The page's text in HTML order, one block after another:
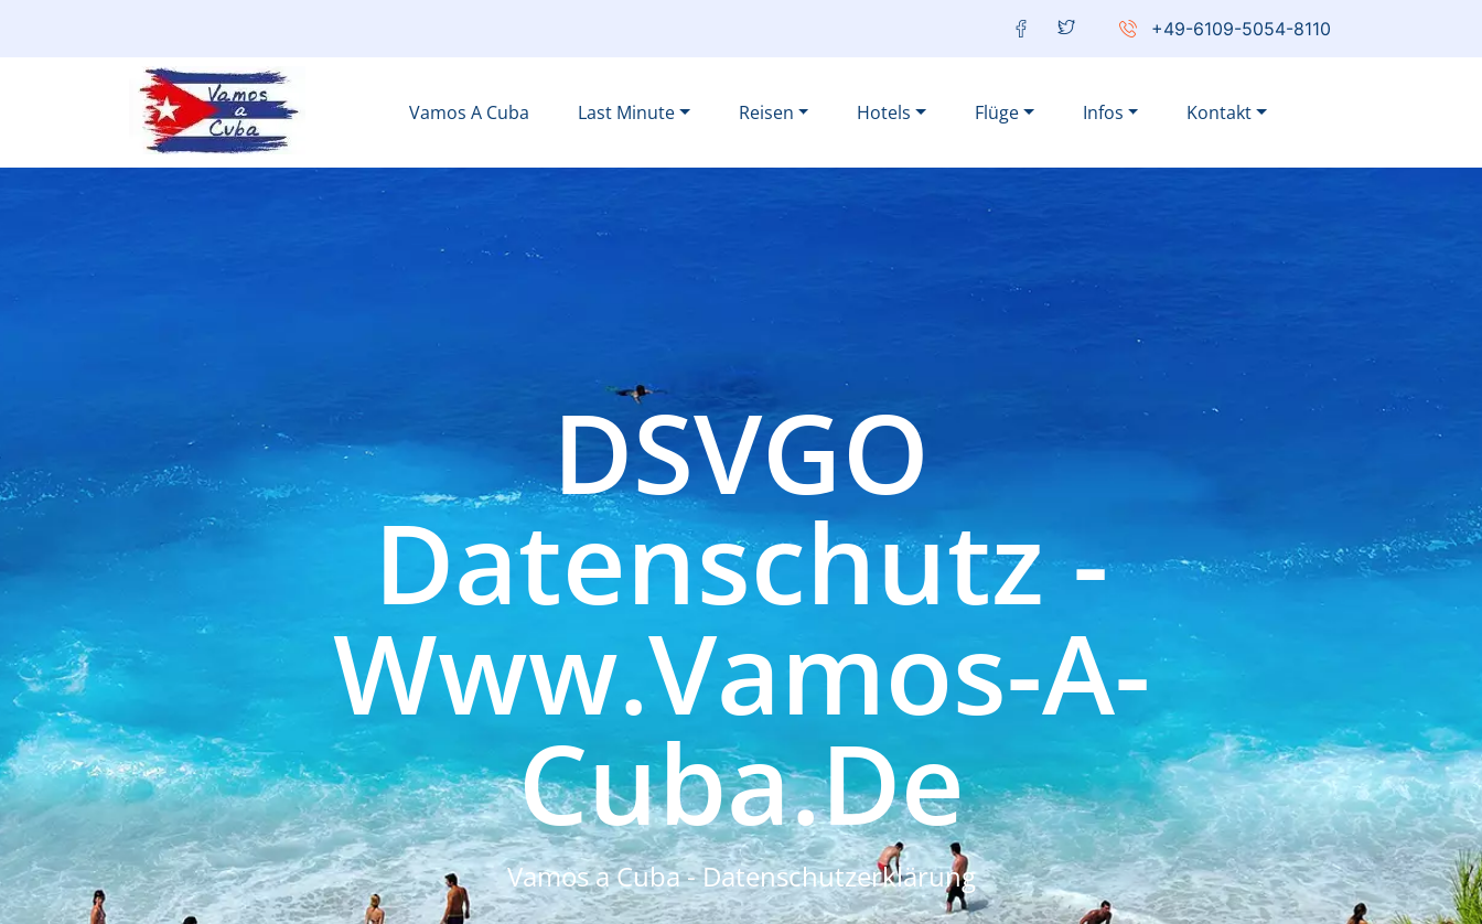
+49-6109-5054-8110
Vamos A Cuba Last Minute Reisen Hotels Flüge Infos Kontakt
DSVGO
Datenschutz -
Www.Vamos-A-
Cuba.de
Vamos a Cuba - Datenschutzerklärung